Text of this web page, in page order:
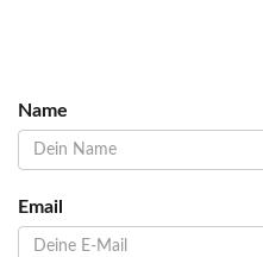
Name
Email